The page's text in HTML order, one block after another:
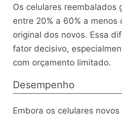
Os celulares reembalados
entre 20% a 60% a menos
original dos novos. Essa
fator decisivo,
com orçamento limitado.
Desempenho
Embora os celulares